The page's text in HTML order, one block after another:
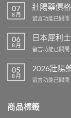
效
犀
利
功
效
解
藥
師
怎
麼
07
8 月
壯陽藥價
在
陽
藥
價
2026
公
開
教
留言功能已關閉
06
8 月
日本犀利
在
本
利
處
留言功能已關閉
05
8 月
2026壯陽
在
陽
藥
留言功能已關閉
商品標籤